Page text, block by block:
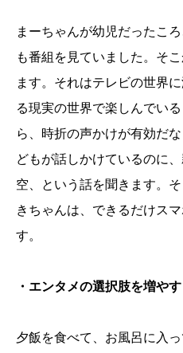
まーちゃんが幼児だったこ
も番組を見ていました。そ
ます。それはテレビの世界
る現実の世界で楽しんでい
ら、時折の声かけが有効だ
どもが話しかけているのに
空、という話を聞きます。
きちゃんは、できるだけス
す。
・エンタメの選択肢を増やす
夕飯を食べて、お風呂に入